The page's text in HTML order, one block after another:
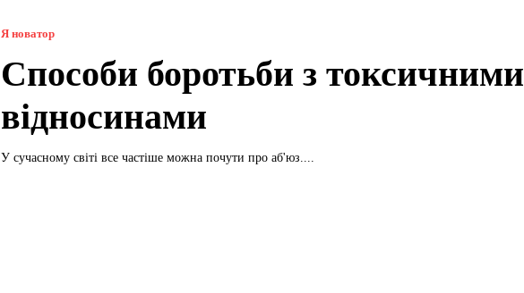
Я новатор
Способи боротьби з токсичними
відносинами
У сучасному світі все частіше можна почути про аб'юз....